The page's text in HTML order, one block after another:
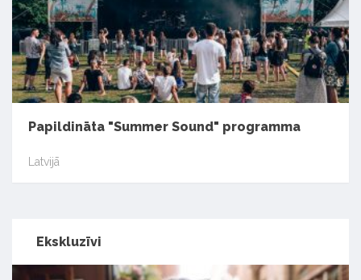
Papildināta "Summer Sound" programma
Latvijā
Ekskluzīvi